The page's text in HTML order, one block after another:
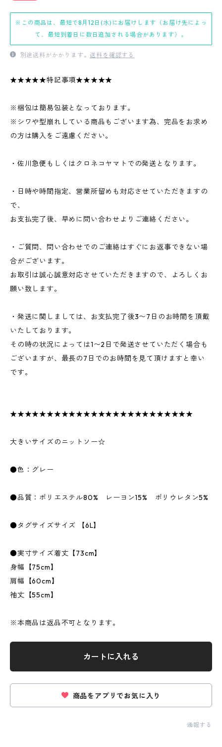
※この商品は、最短で8月12日(水)にお届けします（お届け先によっ
て、最短到着日に数日追加される場合があります）。
別途送料がかかります。送料を確認する
★★★★★特記事項★★★★★
※梱包は簡易包装となっております。
※シワや型崩れしている商品もございます為、完品をお求め
の方は購入をご遠慮ください。
・佐川急便もしくはクロネコヤマトでの発送となります。
・日時や時間指定、営業所留めも対応させていただきますの
で、
お支払完了後、早めに問い合わせよりご連絡ください。
・ご質問、問い合わせでのご連絡はすぐにお返事できない場
合がございます。
お取引は誠心誠意対応させていただきますので、よろしくお
願い致します。
・発送に関しましては、お支払完了後3〜7日のお時間を頂戴
いたしております。
その時の状況によっては1〜2日で発送させていただく場合も
ございますが、最長の7日でのお時間を見て頂けますと幸い
です。
★★★★★★★★★★★★★★★★★★★★★★★★★
大きいサイズのニットソー☆
●色：グレー
●品質：ポリエステル80% レーヨン15% ポリウレタン5%
●タグサイズサイズ 【6L】
●実寸サイズ着丈【73cm】
身幅【75cm】
肩幅【60cm】
袖丈【55cm】
※本商品は返品不可となります。
カートに入れる
商品をアプリでお気に入り
通報する